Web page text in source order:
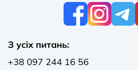
З усіх питань:
+38 097 244 16 56